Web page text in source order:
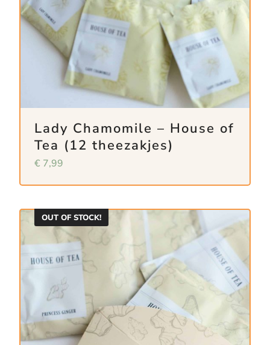
Lady Chamomile – House of
Tea (12 theezakjes)
€ 7,99
OUT OF STOCK!